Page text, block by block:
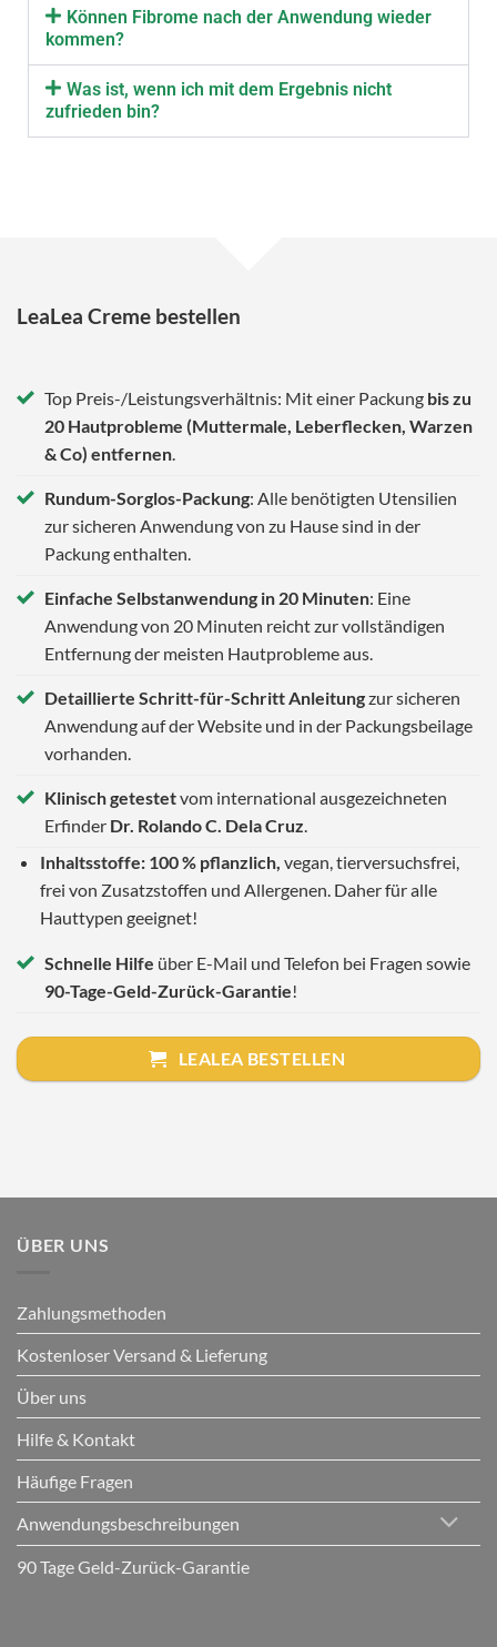
Können Fibrome nach der Anwendung wieder
kommen?
Was ist, wenn ich mit dem Ergebnis nicht
zufrieden bin?
LeaLea Creme bestellen
Top Preis-/Leistungsverhältnis: Mit einer Packung bis zu
20 Hautprobleme (Muttermale, Leberflecken, Warzen
& Co) entfernen
Rundum-Sorglos-Packung: Alle benötigten Utensilien
zur sicheren Anwendung von zu Hause sind in der
Packung enthalten.
Einfache Selbstanwendung in 20 Minuten: Eine
Anwendung von 20 Minuten reicht zur vollständigen
Entfernung der meisten Hautprobleme aus.
Detaillierte Schritt-für-Schritt Anleitungzur sicheren
Anwendung auf der Website und in der Packungsbeilage
vorhanden.
Klinisch getestetvom international ausgezeichneten
Erfinder Dr. Rolando C. Dela Cruz
Inhaltsstoffe: 100 % pflanzlich, vegan, tierversuchsfrei,
frei von Zusatzstoffen und Allergenen. Daher für alle
Hauttypen geeignet!
Schnelle Hilfe über E-Mail und Telefon bei Fragen sowie
90-Tage-Geld-Zurück-Garantie!
LEALEA BESTELLEN
ÜBER UNS
Zahlungsmethoden
Kostenloser Versand & Lieferung
Über uns
Hilfe & Kontakt
Häufige Fragen
Anwendungsbeschreibungen
90 Tage Geld-Zurück-Garantie